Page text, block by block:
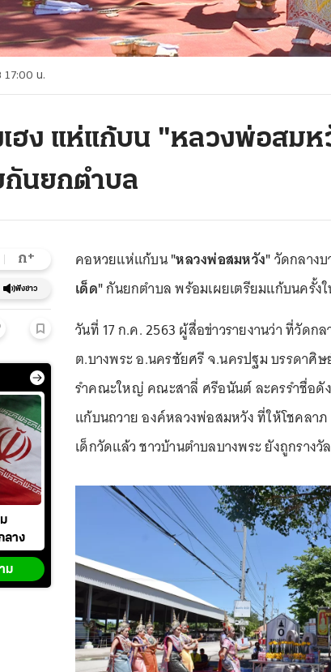
17:00 น.
ฮง แห่แก้บน "หลวงพ่อสมห
นยกตำบล
ก+
ฟังข่าว
ลาง
ม
คอหวยแห่แก้บน"หลวงพ่อสมหวัง"วัดกลาง
เด็ด"กันยกตำบล พร้อมเผยเตรียมแก้บนครั้
วันที่ 17 ก.ค. 2563 ผู้สื่อข่าวรายงานว่า ที่วัดก
ต.บางพระ อ.นครชัยศรี จ.นครปฐม บรรดาศิ
รำคณะใหญ่ คณะสาลี่ ศรีอนันต์ ละครรำชื่อดั
แก้บนถวาย องค์หลวงพ่อสมหวัง ที่ให้โชคลา
เด็กวัดแล้ว ชาวบ้านตำบลบางพระ ยังถูกราง